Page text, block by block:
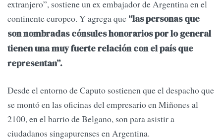
extranjero”, sostiene un ex embajador de Argentina en el
continente europeo. Y agrega que “las personas que
son nombradas cónsules honorarios por lo general
tienen una muy fuerte relación con el país que
representan”.
Desde el entorno de Caputo sostienen que el despacho que
se montó en las oficinas del empresario en Miñones al
2100, en el barrio de Belgano, son para asistir a
ciudadanos singapurenses en Argentina.